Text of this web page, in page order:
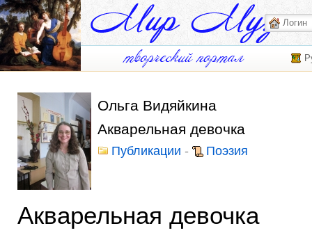
Ольга Видяйкина
Акварельная девочка
Публикации - Поэзия
Акварельная девочка